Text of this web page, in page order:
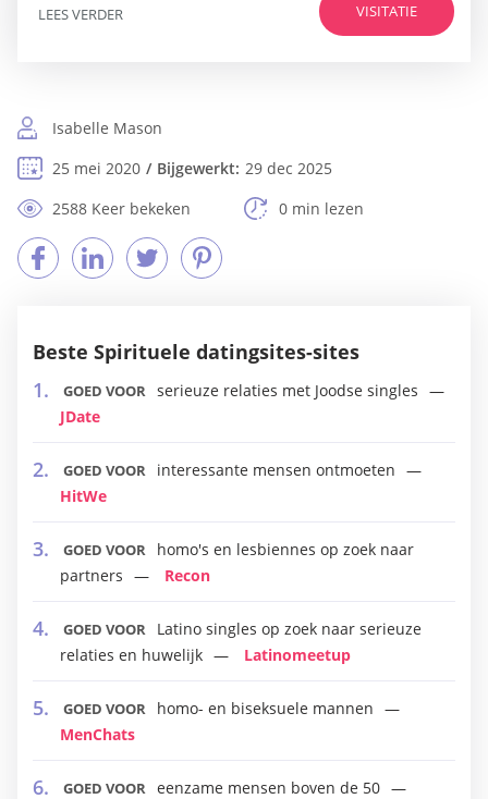
VISITATIE
LEES VERDER
Isabelle Mason
25 mei 2020
Bijgewerkt: 29 dec 2025
2588 Keer bekeken
0 min lezen
Beste Spirituele datingsites-sites
GOED VOOR serieuze relaties met Joodse singles
JDate
GOED VOOR
interessante mensen ontmoeten
HitWe
GOED VOOR
homo's en lesbiennes op zoek naar
partners
Recon
GOED VOOR
Latino singles op zoek naar serieuze
relaties en huwelijk
Latinomeetup
GOED VOOR
homo- en biseksuele mannen
MenChats
GOED VOOR eenzame mensen boven de 50